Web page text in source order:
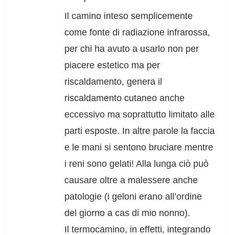
Il camino inteso semplicemente
come fonte di radiazione infrarossa,
per chi ha avuto a usarlo non per
piacere estetico ma per
riscaldamento, genera il
riscaldamento cutaneo anche
eccessivo ma soprattutto limitato alle
parti esposte. In altre parole la faccia
e le mani si sentono bruciare mentre
i reni sono gelati! Alla lunga ciò può
causare oltre a malessere anche
patologie (i geloni erano all’ordine
del giorno a cas di mio nonno).
Il termocamino, in effetti, integrando